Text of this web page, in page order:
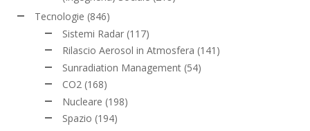
Tecnologie (846)
Sistemi Radar (117)
Rilascio Aerosol in Atmosfera (141)
Sunradiation Management (54)
CO2 (168)
Nucleare (198)
Spazio (194)